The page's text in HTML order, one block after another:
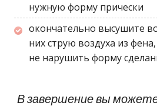
нужную форму прически
окончательно высушите
них струю воздуха из
не нарушить форму
В завершение вы